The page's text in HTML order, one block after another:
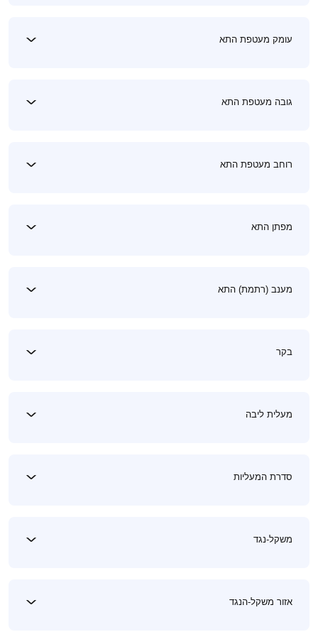
עומק מעטפת התא
גובה מעטפת התא
רוחב מעטפת התא
מפתן התא
מענב (רתמת) התא
בקר
מעלית ליבה
סדרת המעליות
משקל-נגד
אזור משקל-הנגד